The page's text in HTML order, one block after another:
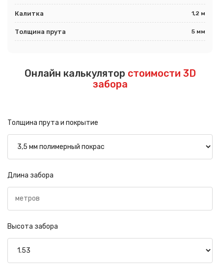
Калитка 1,2 м
Толщина прута 5 мм
Онлайн калькулятор стоимости 3D
забора
Толщина прута и покрытие
Длина забора
Высота забора